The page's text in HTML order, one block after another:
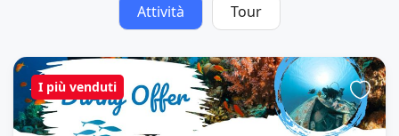
Attività Tour
I più venduti